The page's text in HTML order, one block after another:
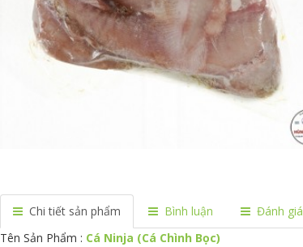
Chi tiết sản phẩm Bình luận
Đánh giá
Tên Sản Phẩm : Cá Ninja (Cá Chình Bọc)